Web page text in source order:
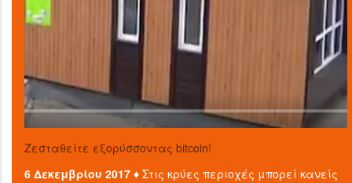
Ζεσταθείτε εξορύσσοντας bitcoin!
6 Δεκεμβρίου 2017 ♦Στις κρύες περιοχές μπορεί κανείς